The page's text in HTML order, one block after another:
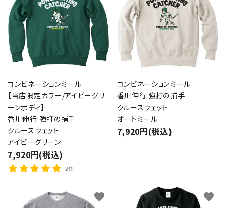
コンビネーションミール
【当店限定カラー/アイビーグリ
ーンボディ】
香川伸行 強打の捕手
クルースウェット
アイビーグリーン
7,920円(税込)
2件
コンビネーションミール
香川伸行 強打の捕手
クルースウェット
オートミール
7,920円(税込)
favorite favorite